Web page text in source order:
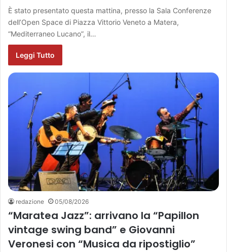
È stato presentato questa mattina, presso la Sala Conferenze
dell’Open Space di Piazza Vittorio Veneto a Matera,
“Mediterraneo Lucano”, il…
Leggi Tutto
redazione 05/08/2026
“Maratea Jazz”: arrivano la “Papillon
vintage swing band” e Giovanni
Veronesi con “Musica da ripostiglio”